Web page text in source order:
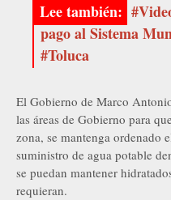
pago al Sistema
#Toluca
El Gobierno de Marco
las áreas de Gobierno para
zona, se mantenga ordenado
suministro de agua potable
se puedan mantener
requieran.